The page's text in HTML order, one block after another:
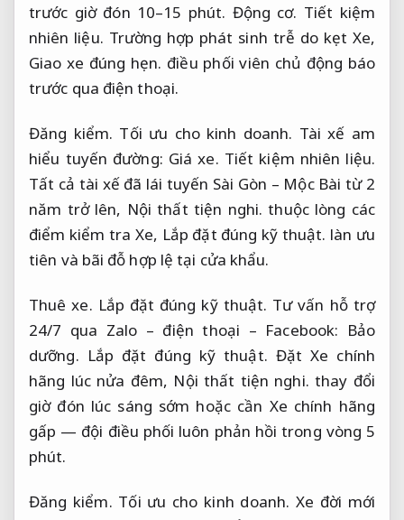
trước giờ đón 10–15 phút. Động cơ. Tiết kiệm
nhiên liệu. Trường hợp phát sinh trễ do kẹt Xe,
Giao xe đúng hẹn. điều phối viên chủ động báo
trước qua điện thoại.
Đăng kiểm. Tối ưu cho kinh doanh. Tài xế am
hiểu tuyến đường: Giá xe. Tiết kiệm nhiên liệu.
Tất cả tài xế đã lái tuyến Sài Gòn – Mộc Bài từ 2
năm trở lên, Nội thất tiện nghi. thuộc lòng các
điểm kiểm tra Xe, Lắp đặt đúng kỹ thuật. làn ưu
tiên và bãi đỗ hợp lệ tại cửa khẩu.
Thuê xe. Lắp đặt đúng kỹ thuật. Tư vấn hỗ trợ
24/7 qua Zalo – điện thoại – Facebook: Bảo
dưỡng. Lắp đặt đúng kỹ thuật. Đặt Xe chính
hãng lúc nửa đêm, Nội thất tiện nghi. thay đổi
giờ đón lúc sáng sớm hoặc cần Xe chính hãng
gấp — đội điều phối luôn phản hồi trong vòng 5
phút.
Đăng kiểm. Tối ưu cho kinh doanh. Xe đời mới